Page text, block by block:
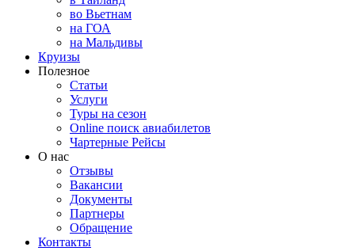
во Вьетнам
на ГОА
на Мальдивы
Круизы
Полезное
Статьи
Услуги
Туры на сезон
Online поиск авиабилетов
Чартерные Рейсы
О нас
Отзывы
Вакансии
Документы
Партнеры
Обращение
Контакты